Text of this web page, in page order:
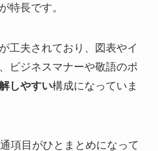
特長です。
工夫されており、図表やイ
ビジネスマナーや敬語のポ
しやすい構成になっていま
項目がひとまとめになって